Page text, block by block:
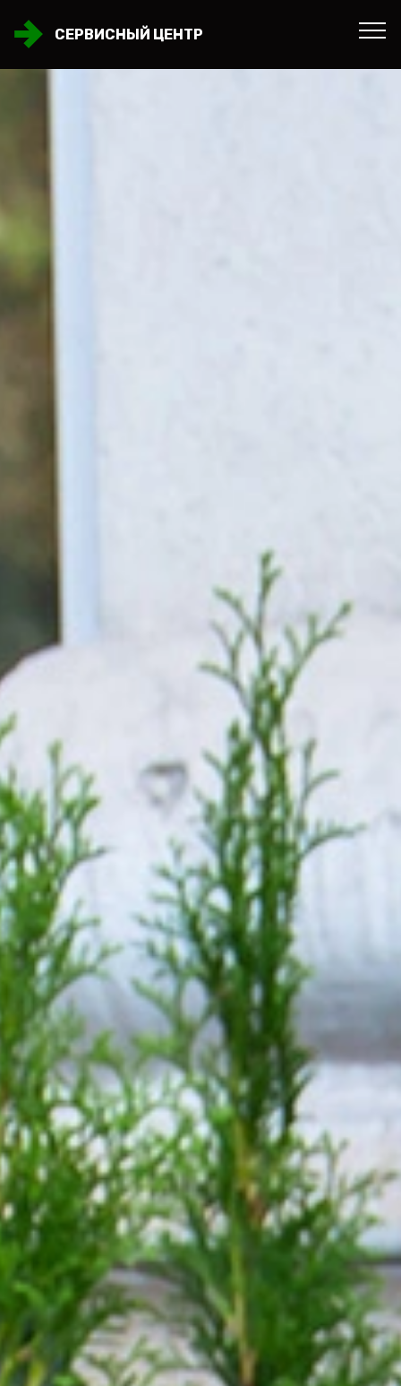
СЕРВИСНЫЙ ЦЕНТР